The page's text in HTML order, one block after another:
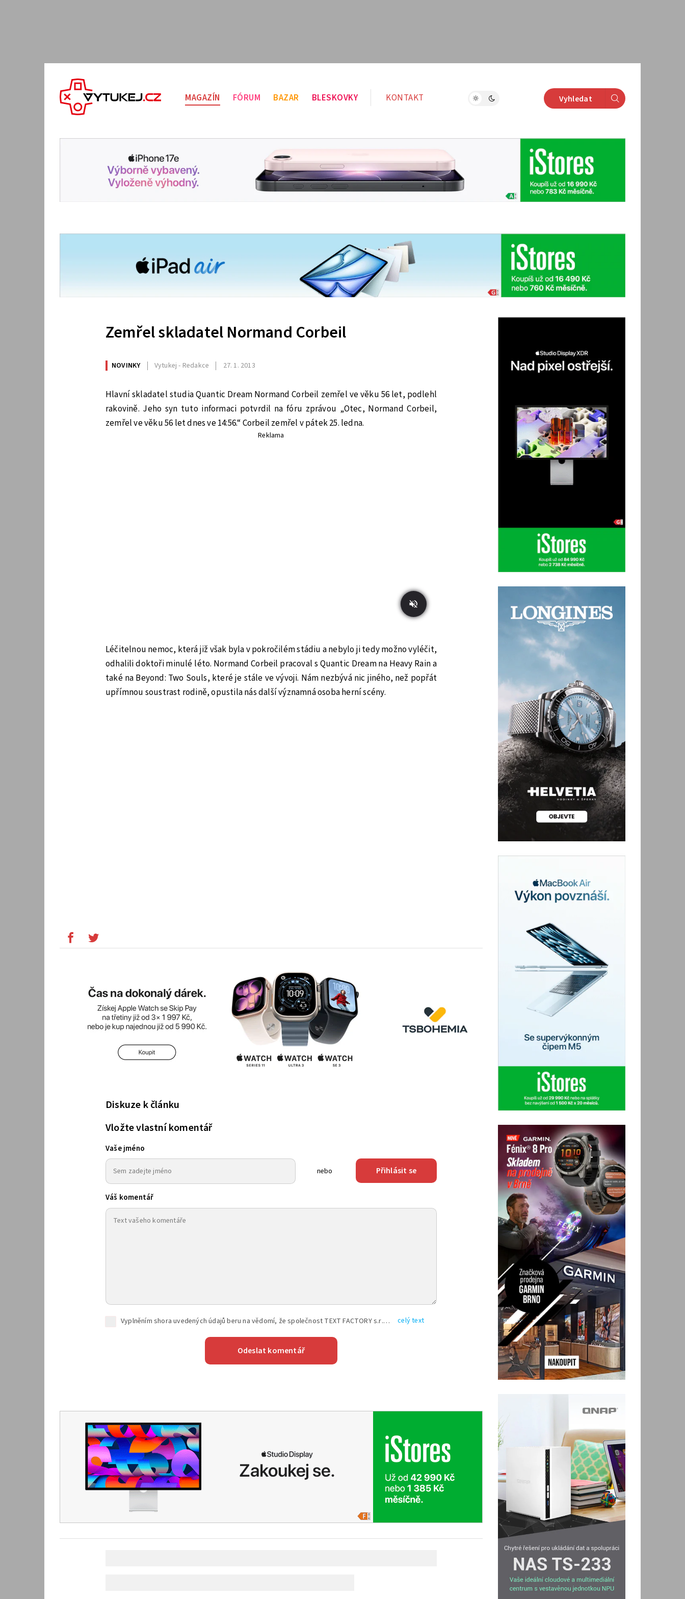
MAGAZÍN FÓRUM BAZAR BLESKOVKY KONTAKT Vyhledat
Zemřel skladatel Normand Corbeil
NOVINKY Vytukej - Redakce 27. 1. 2013
Hlavní skladatel studia Quantic Dream Normand Corbeil zemřel ve věku 56 let, podlehl
rakovině. Jeho syn tuto informaci potvrdil na fóru zprávou „Otec, Normand Corbeil,
zemřel ve věku 56 let dnes ve 14:56.“ Corbeil zemřel v pátek 25. ledna.
Reklama
Léčitelnou nemoc, která již však byla v pokročilém stádiu a nebylo ji tedy možno vyléčit,
odhalili doktoři minulé léto. Normand Corbeil pracoval s Quantic Dream na Heavy Rain a
také na Beyond: Two Souls, které je stále ve vývoji. Nám nezbývá nic jiného, než popřát
upřímnou soustrast rodině, opustila nás další významná osoba herní scény.
Diskuze k článku
Vložte vlastní komentář
Vaše jméno
nebo Přihlásit se
Váš komentář
Vyplněním shora uvedených údajů beru na vědomí, že společnost TEXT FACTORY s.r.o., sídlem Brno, Durďákova 336/29, Černá Pole, PSČ: 613 00, IČ: 06157831, zapsané u Krajského soudu v Brně, oddíl C, vložka 100399, bude zpracovávat mé osobní údaje uvedené v rámci mnou vyplněného registračního formuláře na základě oprávněných zájmů TEXT FACTORY s.r.o. dle čl. 6 odst. 1 písm. f) GDPR a pro splnění právních povinností (čl. 6 odst. 1 písm. c) GDPR), a to pro tyto účely: nezbytnost zajistit oprávnění návštěvníka webových stránek provozovaných společností TEXT FACTORY s.r.o. přispívat aktivně ke zveřejněným článkům nebo v rámci diskusních fór a výkon práv TEXT FACTORY s.r.o. jako administrátora těchto diskusních fór. Více informací o zpracování osobních údajů a právech lze nalézt v celý text